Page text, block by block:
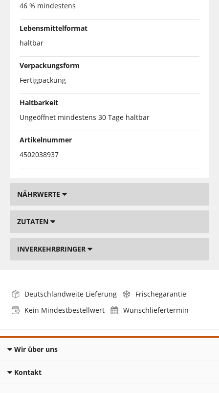
46 % mindestens
Lebensmittelformat
haltbar
Verpackungsform
Fertigpackung
Haltbarkeit
Ungeöffnet mindestens 30 Tage haltbar
Artikelnummer
4502038937
NÄHRWERTE
ZUTATEN
INVERKEHRBRINGER
Deutschlandweite Lieferung
Frischegarantie
Kein Mindestbestellwert
Wunschliefertermin
Wir über uns
Kontakt